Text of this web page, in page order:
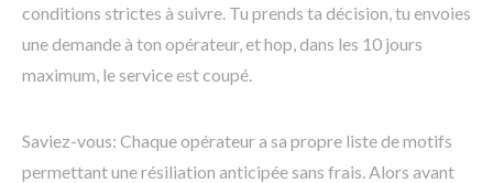
conditions strictes à suivre. Tu prends ta décision, tu envoies
une demande à ton opérateur, et hop, dans les 10 jours
maximum, le service est coupé.
Saviez-vous: Chaque opérateur a sa propre liste de motifs
permettant une résiliation anticipée sans frais. Alors avant